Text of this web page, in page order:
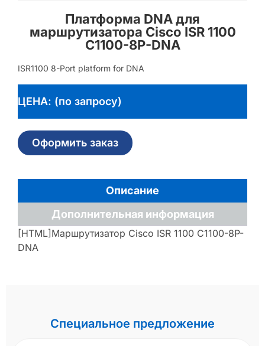
Платформа DNA для
маршрутизатора Cisco ISR 1100
C1100-8P-DNA
ISR1100 8-Port platform for DNA
ЦЕНА: (по запросу)
Оформить заказ
Описание
Дополнительная информация
[HTML]Маршрутизатор Cisco ISR 1100 C1100-8P-
DNA
Специальное предложение